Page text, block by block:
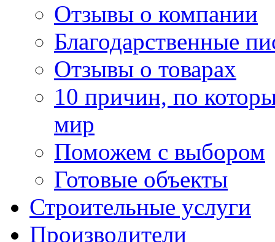
Отзывы о компании
Благодарственные
Отзывы о товарах
10 причин, по
мир
Поможем с выбором
Готовые объекты
Строительные услуги
Производители